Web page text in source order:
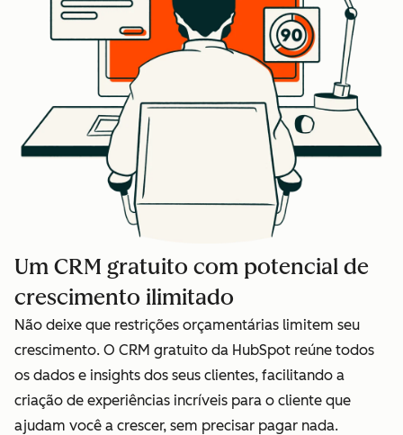
Um CRM gratuito com potencial de
crescimento ilimitado
Não deixe que restrições orçamentárias limitem seu
crescimento. O CRM gratuito da HubSpot reúne todos
os dados e insights dos seus clientes, facilitando a
criação de experiências incríveis para o cliente que
ajudam você a crescer, sem precisar pagar nada.